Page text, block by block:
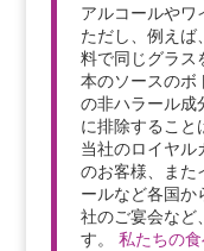
アルコールやワ
ただし、例えば
料で同じグラス
本のソースのボ
の非ハラール成
に排除すること
当社のロイヤル
のお客様、また
ールなど各国か
社のご宴会など
す。 私たちの